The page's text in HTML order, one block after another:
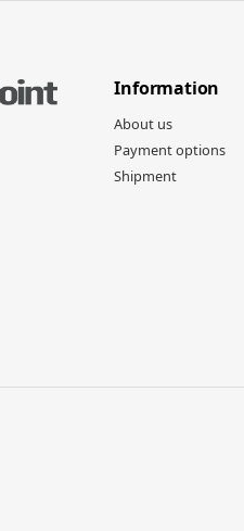
Information
About us
Payment options
Shipment